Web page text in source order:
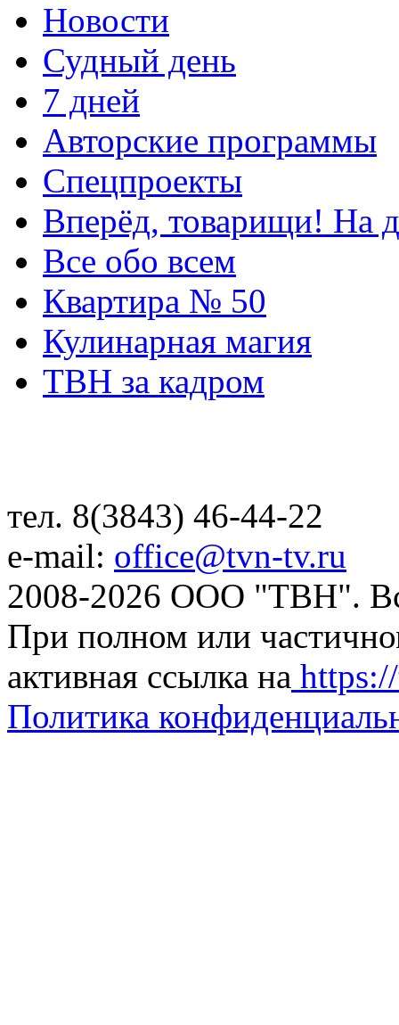
Новости
Судный день
7 дней
Авторские программы
Спецпроекты
Вперёд, товарищи! На
Все обо всем
Квартира № 50
Кулинарная магия
ТВН за кадром
тел. 8(3843) 46-44-22
e-mail: office@tvn-tv.ru
2008-2026 ООО "ТВН".
При полном или
активная ссылка на
Политика